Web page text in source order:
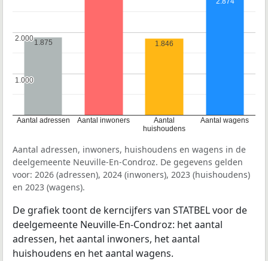
Aantal adressen Aantal inwoners
Aantal
huishoudens
Aantal wagens
1.000
1.000
2.000
2.0001.875 1.846
Aantal adressen, inwoners, huishoudens en wagens in de
deelgemeente Neuville-En-Condroz. De gegevens gelden
voor: 2026 (adressen), 2024 (inwoners), 2023 (huishoudens)
en 2023 (wagens).
De grafiek toont de kerncijfers van STATBEL voor de
deelgemeente Neuville-En-Condroz: het aantal
adressen, het aantal inwoners, het aantal
huishoudens en het aantal wagens.